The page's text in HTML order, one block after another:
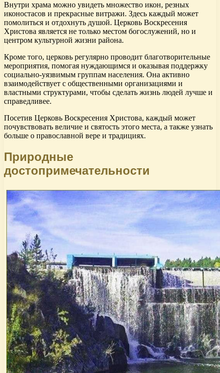
Внутри храма можно увидеть множество икон, резных
иконостасов и прекрасные витражи. Здесь каждый может
помолиться и отдохнуть душой. Церковь Воскресения
Христова является не только местом богослужений, но и
центром культурной жизни района.
Кроме того, церковь регулярно проводит благотворительные
мероприятия, помогая нуждающимся и оказывая поддержку
социально-уязвимым группам населения. Она активно
взаимодействует с общественными организациями и
властными структурами, чтобы сделать жизнь людей лучше и
справедливее.
Посетив Церковь Воскресения Христова, каждый может
почувствовать величие и святость этого места, а также узнать
больше о православной вере и традициях.
Природные
достопримечательности